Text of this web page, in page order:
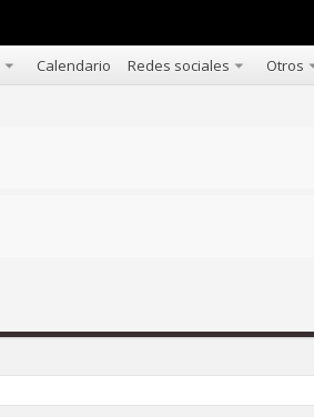
Calendario Redes sociales Otros